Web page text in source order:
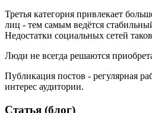
Третья категория привлекает
лиц - тем самым ведётся
Недостатки социальных сетей
Люди не всегда решаются
Публикация постов - регулярная
интерес аудитории.
Статья (блог)